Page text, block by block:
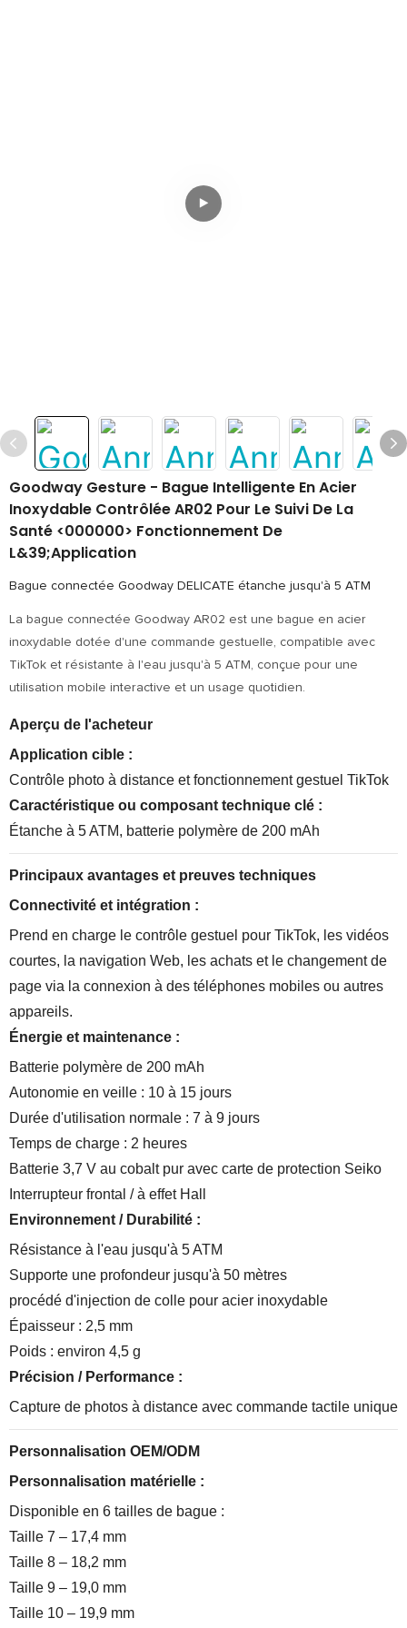
Goodway Gesture - Bague Intelligente En Acier
Inoxydable Contrôlée AR02 Pour Le Suivi De La
Santé <000000> Fonctionnement De
L&39;application
Bague connectée Goodway DELICATE étanche jusqu'à 5 ATM
La bague connectée Goodway AR02 est une bague en acier
inoxydable dotée d'une commande gestuelle, compatible avec
TikTok et résistante à l'eau jusqu'à 5 ATM, conçue pour une
utilisation mobile interactive et un usage quotidien.
Aperçu de l'acheteur
Application cible :
Contrôle photo à distance et fonctionnement gestuel TikTok
Caractéristique ou composant technique clé :
Étanche à 5 ATM, batterie polymère de 200 mAh
Principaux avantages et preuves techniques
Connectivité et intégration :
Prend en charge le contrôle gestuel pour TikTok, les vidéos
courtes, la navigation Web, les achats et le changement de
page via la connexion à des téléphones mobiles ou autres
appareils.
Énergie et maintenance :
Batterie polymère de 200 mAh
Autonomie en veille : 10 à 15 jours
Durée d'utilisation normale : 7 à 9 jours
Temps de charge : 2 heures
Batterie 3,7 V au cobalt pur avec carte de protection Seiko
Interrupteur frontal / à effet Hall
Environnement / Durabilité :
Résistance à l'eau jusqu'à 5 ATM
Supporte une profondeur jusqu'à 50 mètres
procédé d'injection de colle pour acier inoxydable
Épaisseur : 2,5 mm
Poids : environ 4,5 g
Précision / Performance :
Capture de photos à distance avec commande tactile unique
Personnalisation OEM/ODM
Personnalisation matérielle :
Disponible en 6 tailles de bague :
Taille 7 – 17,4 mm
Taille 8 – 18,2 mm
Taille 9 – 19,0 mm
Taille 10 – 19,9 mm